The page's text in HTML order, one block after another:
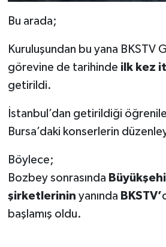
Bu arada;
Kuruluşundan bu yana BKSTV
görevine de tarihinde ilk kez
getirildi.
İstanbul’dan getirildiği
Bursa’daki konserlerin
Böylece;
Bozbey sonrasında
şirketlerinin yanında BKSTV’
başlamış oldu.